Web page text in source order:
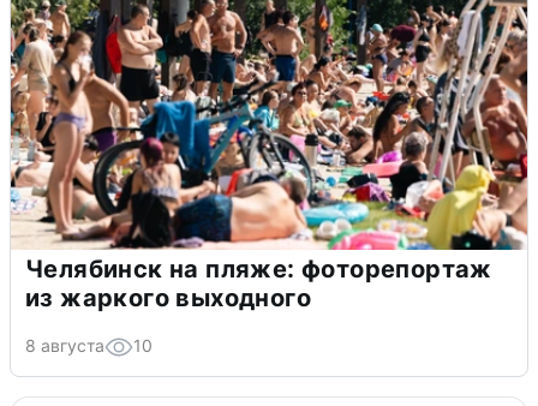
Челябинск на пляже: фоторепортаж
из жаркого выходного
8 августа 10